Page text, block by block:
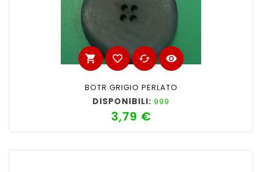
shopping_cart favorite_border cached visibility
BOTR GRIGIO PERLATO
DISPONIBILI: 999
3,79 €Prezzo